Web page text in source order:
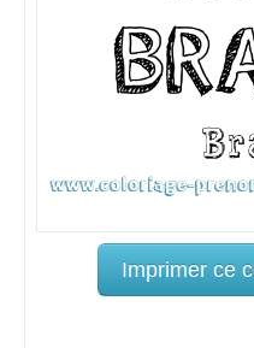
Imprimer ce